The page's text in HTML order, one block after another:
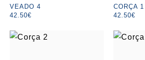
VEADO 4
42.50€
CORÇA 1
42.50€